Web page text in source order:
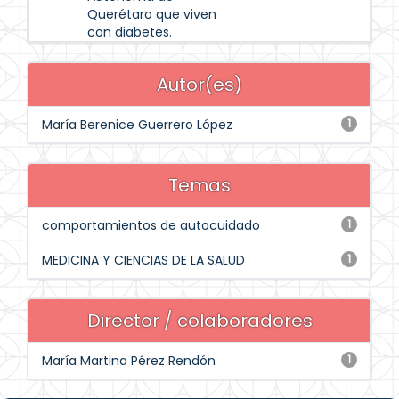
Querétaro que viven
con diabetes.
Autor(es)
1
María Berenice Guerrero López
Temas
1
comportamientos de autocuidado
1
MEDICINA Y CIENCIAS DE LA SALUD
Director / colaboradores
1
María Martina Pérez Rendón